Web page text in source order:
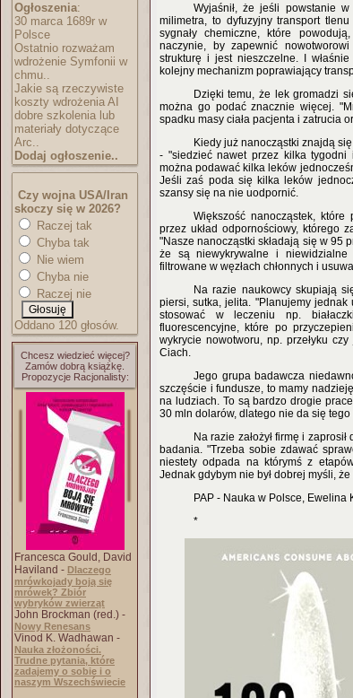
Ogłoszenia:
30 marca 1689r w
Polsce
Ostatnio rozważam
wdrożenie Symfonii w
chmu..
Jakie są rzeczywiste
koszty wdrożenia AI
dobre szkolenia lub
materiały dotyczące
Arc..
Dodaj ogłoszenie..
Czy wojna USA/Iran
skoczy się w 2026?
Raczej tak
Chyba tak
Nie wiem
Chyba nie
Raczej nie
Oddano 120 głosów.
Chcesz wiedzieć więcej?
Zamów dobrą książkę.
Propozycje Racjonalisty:
Francesca Gould, David
Haviland - Dlaczego
mrówkojady boją się
mrówek? Zbiór
wybryków zwierząt
John Brockman (red.) -
Nowy Renesans
Vinod K. Wadhawan -
Nauka złożoności.
Trudne pytania, które
zadajemy o sobie i o
naszym Wszechświecie
Wyjaśnił, że jeśli powstanie
milimetra, to dyfuzyjny transport
sygnały chemiczne, które
naczynie, by zapewnić
strukturę i jest nieszczelne. I
kolejny mechanizm poprawiający
Dzięki temu, że lek gromadzi
można go podać znacznie więcej.
spadku masy ciała pacjenta i zatrucia
Kiedy już nanocząstki znajdą
- "siedzieć nawet przez kilka tygodni
można podawać kilka leków
Jeśli zaś poda się kilka leków
szansy się na nie uodpornić.
Większość nanocząstek,
przez układ odpornościowy, którego
"Nasze nanocząstki składają się w 95
że są niewykrywalne i niewidzialne
filtrowane w węzłach chłonnych i
Na razie naukowcy skupiają
piersi, sutka, jelita. "Planujemy jednak
stosować w leczeniu np.
fluorescencyjne, które po
wykrycie nowotworu, np. przełyku
Ciach.
Jego grupa badawcza
szczęście i fundusze, to mamy
na ludziach. To są bardzo drogie
30 mln dolarów, dlatego nie da się tego
Na razie założył firmę i
badania. "Trzeba sobie zdawać
niestety odpada na którymś z
Jednak gdybym nie był dobrej myśli,
PAP - Nauka w Polsce, Ewelina
*